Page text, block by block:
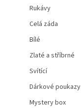
Rukávy
Celá záda
Bílé
Zlaté a stříbrné
Svítící
Dárkové poukazy
Mystery box